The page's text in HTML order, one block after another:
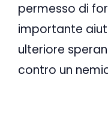
permesso di
importante
ulteriore
contro un